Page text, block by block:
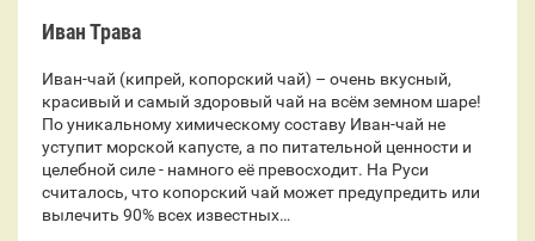
Иван Трава
Иван-чай (кипрей, копорский чай) – очень вкусный,
красивый и самый здоровый чай на всём земном шаре!
По уникальному химическому составу Иван-чай не
уступит морской капусте, а по питательной ценности и
целебной силе - намного её превосходит. На Руси
считалось, что копорский чай может предупредить или
вылечить 90% всех известных…